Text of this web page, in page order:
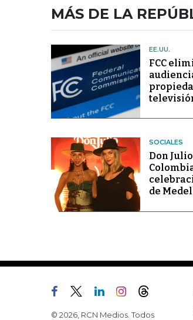
MÁS DE LA
EE.UU.
FCC
SOCIALES
Don
de
© 2026, RCN Medios. Todos